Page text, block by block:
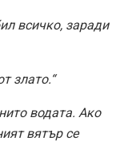
всичко, заради
злато.“
водата. Ако
вятър се